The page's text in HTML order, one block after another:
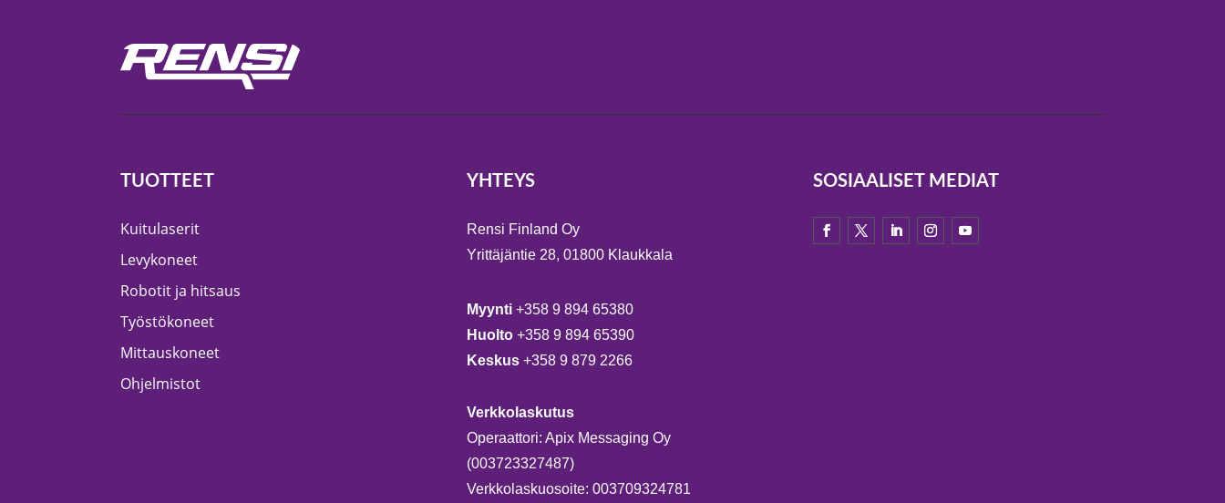
TUOTTEET
Kuitulaserit
Levykoneet
Robotit ja hitsaus
Työstökoneet
Mittauskoneet
Ohjelmistot
YHTEYS
Rensi Finland Oy
Yrittäjäntie 28, 01800 Klaukkala
Myynti +358 9 894 65380
Huolto +358 9 894 65390
Keskus +358 9 879 2266
Verkkolaskutus
Operaattori: Apix Messaging Oy
(003723327487)
Verkkolaskuosoite: 003709324781
SOSIAALISET MEDIAT